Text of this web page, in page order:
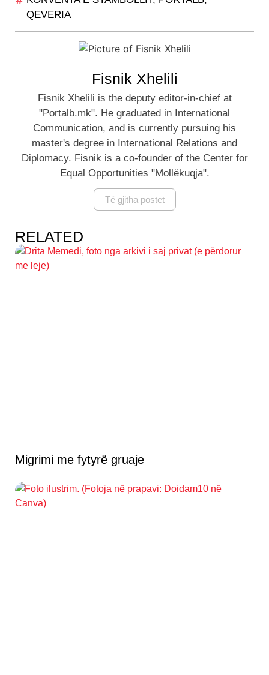
QEVERIA
Fisnik Xhelili
Fisnik Xhelili is the deputy editor-in-chief at
"Portalb.mk". He graduated in International
Communication, and is currently pursuing his
master's degree in International Relations and
Diplomacy. Fisnik is a co-founder of the Center for
Equal Opportunities "Mollëkuqja".
Të gjitha postet
RELATED
Migrimi me fytyrë gruaje